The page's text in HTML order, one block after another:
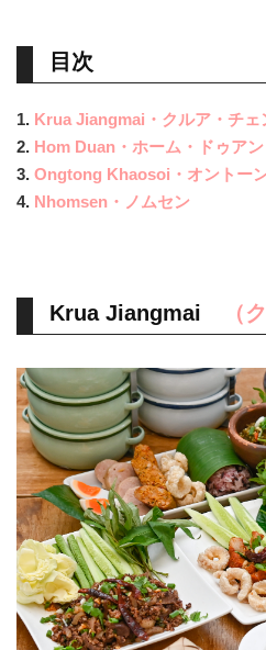
目次
1. Krua Jiangmai・クルア・チェ
2. Hom Duan・ホーム・ドゥアン
3. Ongtong Khaosoi・オントー
4. Nhomsen・ノムセン
Krua Jiangmai （ク